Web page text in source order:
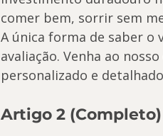
comer bem, sorrir sem
A única forma de saber o
avaliação. Venha ao
personalizado e
Artigo 2 (Completo)